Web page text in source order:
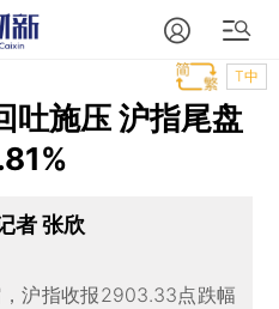
T中
吐施压 沪指尾盘
者 张欣
沪指收报2903.33点跌幅